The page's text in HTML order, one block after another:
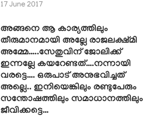
17 June 2017
അങ്ങനെ ആ കാര്യത്തിലും
തീരുമാനമായി അല്ലേ രാജലക്ഷ്മി
അമ്മേ…..സേതുവിന് ജോലിക്ക്
ഇന്നല്ലേ കയറേണ്ടത്….നന്നായി
വരട്ടെ…. ഒരുപാട് അനുഭവിച്ചത്
അല്ലെ.. ഇനിയെങ്കിലും രണ്ടുപേരും
സന്തോഷത്തിലും സമാധാനത്തിലും
ജീവിക്കട്ടെ…